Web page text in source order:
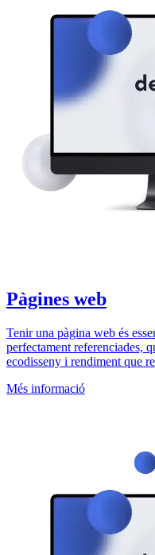
Pàgines web
Tenir una pàgina web és
perfectament referenciades,
ecodisseny i rendiment que
Més informació